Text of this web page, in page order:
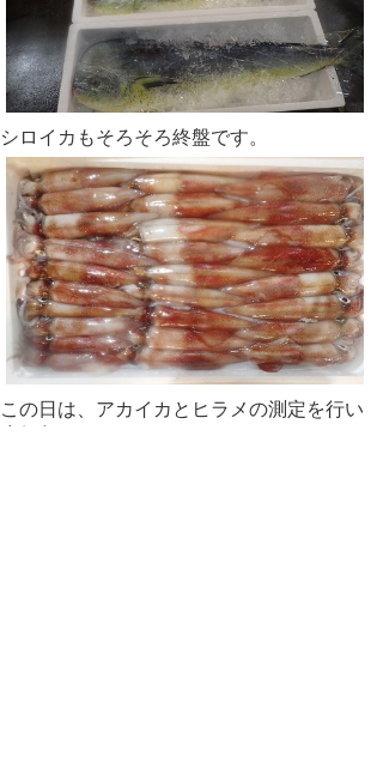
シロイカもそろそろ終盤です。
この日は、アカイカとヒラメの測定を行い
ました。